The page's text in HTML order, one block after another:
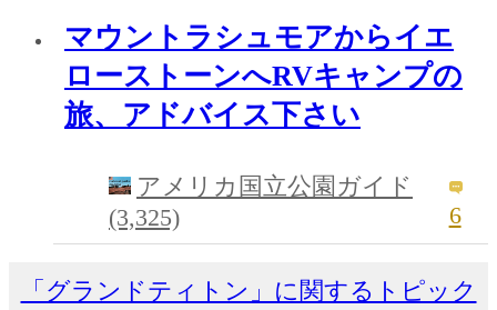
マウントラシュモアからイエ
ローストーンへRVキャンプの
旅、アドバイス下さい
アメリカ国立公園ガイド
(3,325)
6
「グランドティトン」に関するトピック